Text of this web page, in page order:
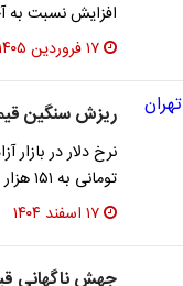
افزایش نسبت به
۱۷ فروردین ۱۴۰۵
ریزش سنگین
تومانی به ۱۵۱ هزار تومان رسیده است.
۱۷ اسفند ۱۴۰۴
جهش ناگهانی